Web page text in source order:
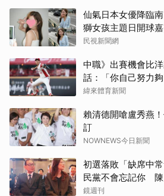
仙氣日本女優降臨
獅女孩主題日開球
民視新聞網
中職》出賽機會比
話：「你自己努力夠
緯來體育新聞
賴清德開嗆盧秀燕
訂
NOWNEWS今日新聞
初選落敗「缺席中
民黨不會忘記你 陳
鏡週刊